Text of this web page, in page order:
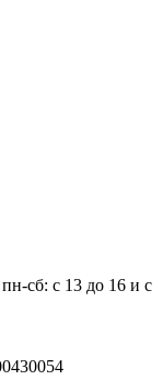
сб: с 13 до 16 и с